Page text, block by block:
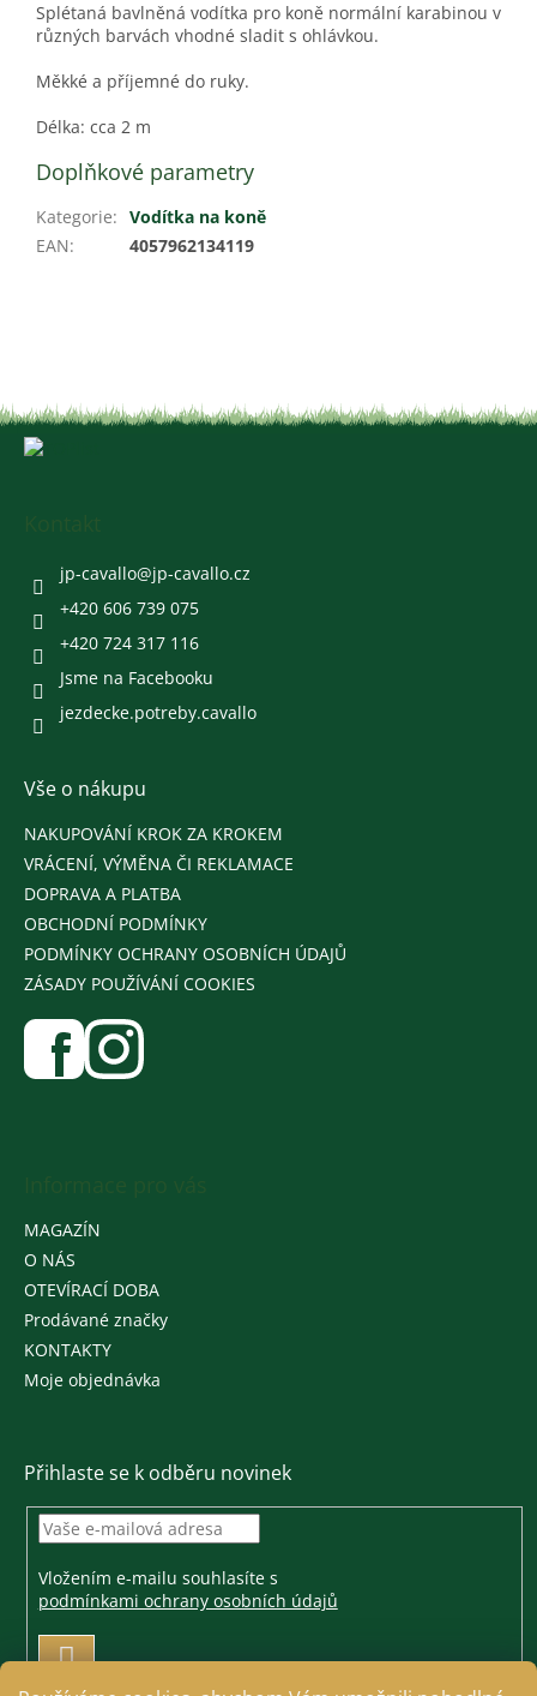
Splétaná bavlněná vodítka pro koně normální karabinou v
různých barvách vhodné sladit s ohlávkou.
Měkké a příjemné do ruky.
Délka: cca 2 m
Doplňkové parametry
Kategorie: Vodítka na koně
EAN: 4057962134119
jp-cavallo@jp-cavallo.cz
+420 606 739 075
+420 724 317 116
Jsme na Facebooku
jezdecke.potreby.cavallo
Vše o nákupu
NAKUPOVÁNÍ KROK ZA KROKEM
VRÁCENÍ, VÝMĚNA ČI REKLAMACE
DOPRAVA A PLATBA
OBCHODNÍ PODMÍNKY
PODMÍNKY OCHRANY OSOBNÍCH ÚDAJŮ
ZÁSADY POUŽÍVÁNÍ COOKIES
MAGAZÍN
O NÁS
OTEVÍRACÍ DOBA
Prodávané značky
KONTAKTY
Moje objednávka
Přihlaste se k odběru novinek
Vložením e-mailu souhlasíte s
podmínkami ochrany osobních údajů
PŘIHLÁSIT